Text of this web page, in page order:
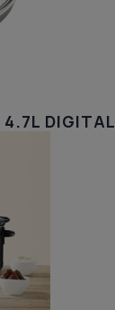
4.7L DIGITAL